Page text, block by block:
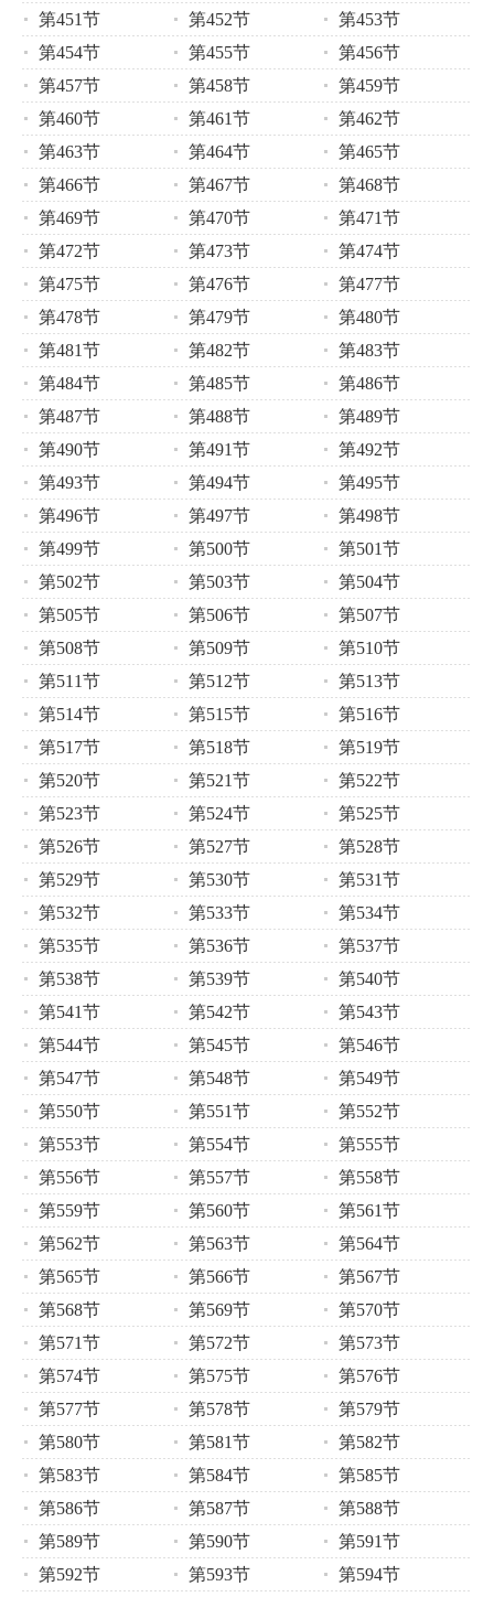
第451节 第452节
第453节
第454节
第455节
第456节
第457节
第458节
第459节
第460节
第461节
第462节
第463节
第464节
第465节
第466节
第467节
第468节
第469节
第470节
第471节
第472节
第473节
第474节
第475节
第476节
第477节
第478节
第479节
第480节
第481节
第482节
第483节
第484节
第485节
第486节
第487节
第488节
第489节
第490节
第491节
第492节
第493节
第494节
第495节
第496节
第497节
第498节
第499节
第500节
第501节
第502节
第503节
第504节
第505节
第506节
第507节
第508节
第509节
第510节
第511节
第512节
第513节
第514节
第515节
第516节
第517节
第518节
第519节
第520节
第521节
第522节
第523节
第524节
第525节
第526节
第527节
第528节
第529节
第530节
第531节
第532节
第533节
第534节
第535节
第536节
第537节
第538节
第539节
第540节
第541节
第542节
第543节
第544节
第545节
第546节
第547节
第548节
第549节
第550节
第551节
第552节
第553节
第554节
第555节
第556节
第557节
第558节
第559节
第560节
第561节
第562节
第563节
第564节
第565节
第566节
第567节
第568节
第569节
第570节
第571节
第572节
第573节
第574节
第575节
第576节
第577节
第578节
第579节
第580节
第581节
第582节
第583节
第584节
第585节
第586节
第587节
第588节
第589节
第590节
第591节
第592节
第593节
第594节